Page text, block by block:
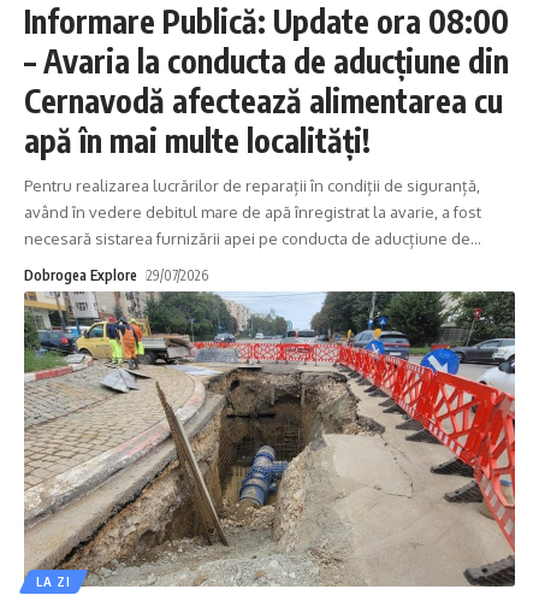
Informare Publică: Update ora 08:00
– Avaria la conducta de aducțiune din
Cernavodă afectează alimentarea cu
apă în mai multe localități!
Pentru realizarea lucrărilor de reparații în condiții de siguranță,
având în vedere debitul mare de apă înregistrat la avarie, a fost
necesară sistarea furnizării apei pe conducta de aducțiune de…
Dobrogea Explore 29/07/2026
LA ZI